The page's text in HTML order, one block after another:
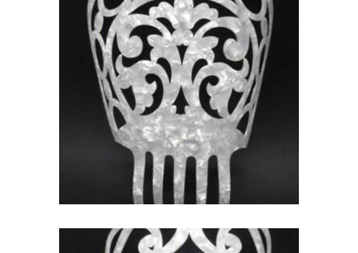
PEINETAS TRADICIONALES
ECONÓMICAS EN NÁCAR
43,40€